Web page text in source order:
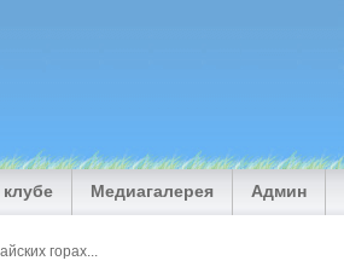
Медиагалерея Админ
горах...